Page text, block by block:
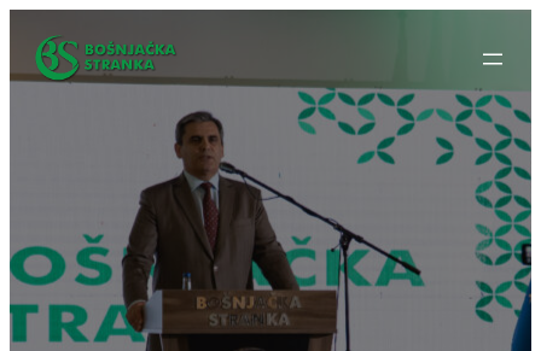
sadržaj